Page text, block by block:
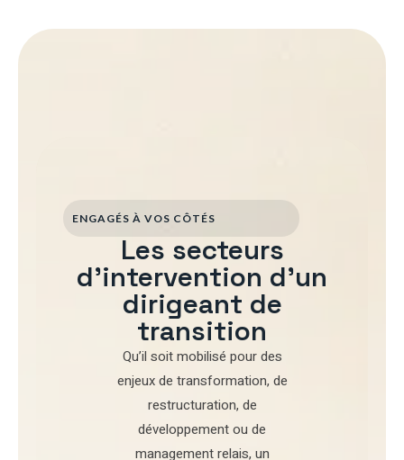
ENGAGÉS À VOS CÔTÉS
Les secteurs
d'intervention d'un
dirigeant de
transition
Qu’il soit mobilisé pourdes
enjeux de transformation, de
restructuration, de
développementou de
management relais, un